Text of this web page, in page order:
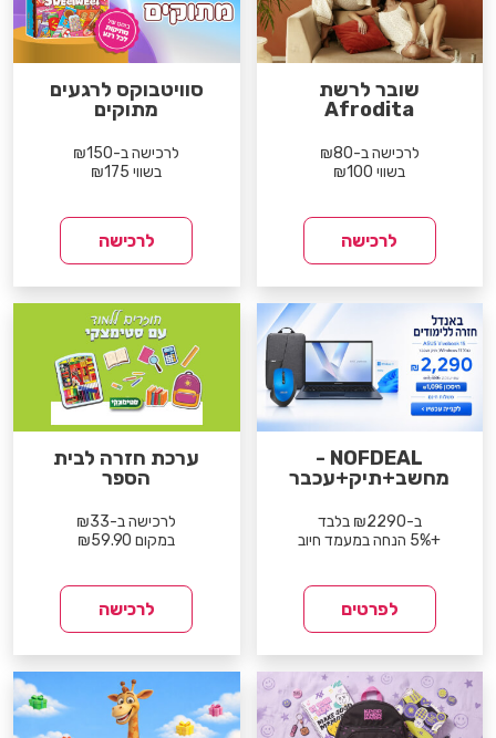
שובר לרשת
Afrodita
לרכישה ב-₪80
בשווי ₪100
לרכישה
סוויטבוקס לרגעים
מתוקים
לרכישה ב-₪150
בשווי ₪175
לרכישה
NOFDEAL -
מחשב+תיק+עכבר
ב-₪2290 בלבד
+5% הנחה במעמד חיוב
לפרטים
ערכת חזרה לבית
הספר
לרכישה ב-₪33
במקום ₪59.90
לרכישה